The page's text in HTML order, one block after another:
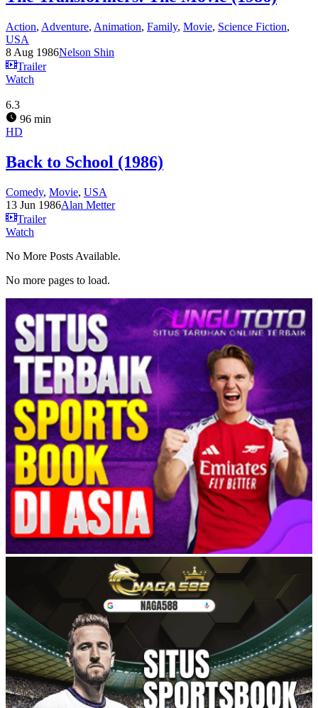
Action, Adventure, Animation, Family, Movie, Science Fiction,
USA
8 Aug 1986Nelson Shin
Trailer
Watch
6.3
96 min
HD
Back to School (1986)
Comedy, Movie, USA
13 Jun 1986Alan Metter
Trailer
Watch
No More Posts Available.
No more pages to load.